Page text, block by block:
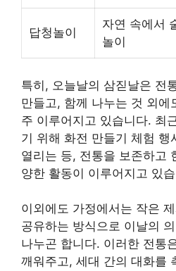
답청놀이
자연 속에서
놀이
특히, 오늘날의 삼짇날은 전
만들고, 함께 나누는 것 외에
주 이루어지고 있습니다. 최
기 위해 화전 만들기 체험 행
열리는 등, 전통을 보존하고
양한 활동이 이루어지고 있
이외에도 가정에서는 작은
공유하는 방식으로 이날의
나누곤 합니다. 이러한 전통
깨워주고, 세대 간의 대화를